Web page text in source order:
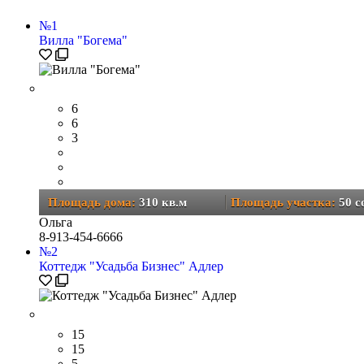
№1
Вилла "Богема"
6
6
3
Площадь дома: 310 кв.м Площадь участка: 50
Ольга
8-913-454-6666
№2
Коттедж "Усадьба Бизнес" Адлер
15
15